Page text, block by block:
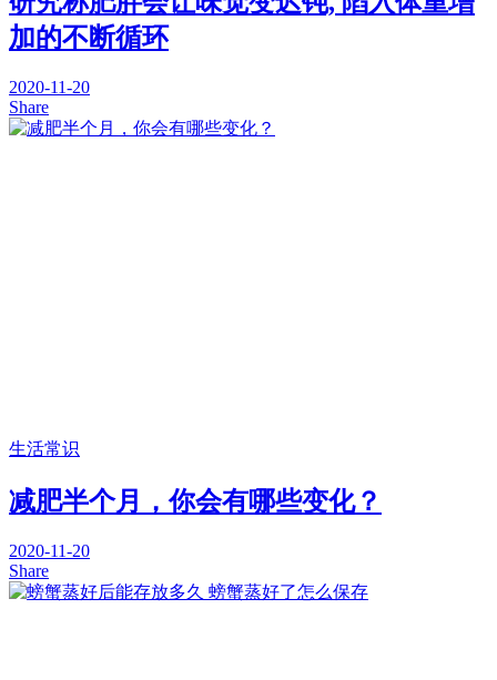
加的不断循环
2020-11-20
Share
生活常识
减肥半个月，你会有哪些变化？
2020-11-20
Share